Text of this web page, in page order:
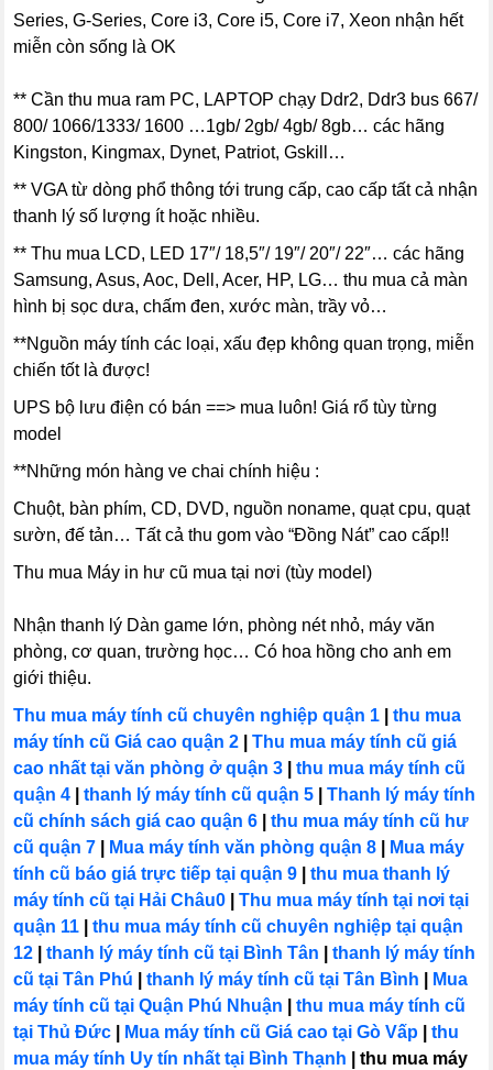
Series, G-Series, Core i3, Core i5, Core i7, Xeon nhận hết
miễn còn sống là OK
** Cần thu mua ram PC, LAPTOP chạy Ddr2, Ddr3 bus 667/
800/ 1066/1333/ 1600 …1gb/ 2gb/ 4gb/ 8gb… các hãng
Kingston, Kingmax, Dynet, Patriot, Gskill…
** VGA từ dòng phổ thông tới trung cấp, cao cấp tất cả nhận
thanh lý số lượng ít hoặc nhiều.
** Thu mua LCD, LED 17″/ 18,5″/ 19″/ 20″/ 22″… các hãng
Samsung, Asus, Aoc, Dell, Acer, HP, LG… thu mua cả màn
hình bị sọc dưa, chấm đen, xước màn, trầy vỏ…
**Nguồn máy tính các loại, xấu đẹp không quan trọng, miễn
chiến tốt là được!
UPS bộ lưu điện có bán ==> mua luôn! Giá rổ tùy từng
model
**Những món hàng ve chai chính hiệu :
Chuột, bàn phím, CD, DVD, nguồn noname, quạt cpu, quạt
sườn, đế tản… Tất cả thu gom vào “Đồng Nát” cao cấp!!
Thu mua Máy in hư cũ mua tại nơi (tùy model)
Nhận thanh lý Dàn game lớn, phòng nét nhỏ, máy văn
phòng, cơ quan, trường học… Có hoa hồng cho anh em
giới thiệu.
Thu mua máy tính cũ chuyên nghiệp quận 1
thu mua
máy tính cũ Giá cao quận 2
Thu mua máy tính cũ giá
cao nhất tại văn phòng ở quận 3
thu mua máy tính cũ
quận 4
thanh lý máy tính cũ quận 5
Thanh lý máy tính
cũ chính sách giá cao quận 6
thu mua máy tính cũ hư
cũ quận 7
Mua máy tính văn phòng quận 8
Mua máy
tính cũ báo giá trực tiếp tại quận 9
thu mua thanh lý
máy tính cũ tại Hải Châu0
Thu mua máy tính tại nơi tại
quận 11
thu mua máy tính cũ chuyên nghiệp tại quận
12
thanh lý máy tính cũ tại Bình Tân
thanh lý máy tính
cũ tại Tân Phú
thanh lý máy tính cũ tại Tân Bình
Mua
máy tính cũ tại Quận Phú Nhuận
thu mua máy tính cũ
tại Thủ Đức
Mua máy tính cũ Giá cao tại Gò Vấp
thu
mua máy tính Uy tín nhất tại Bình Thạnh
thu mua máy